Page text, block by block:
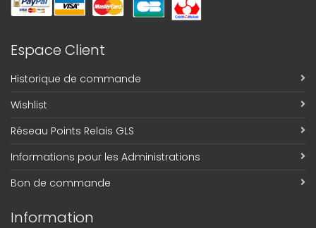
Espace Client
Historique de commande
Wishlist
Réseau Points Relais GLS
Informations pour les Administrations
Bon de commande
Information